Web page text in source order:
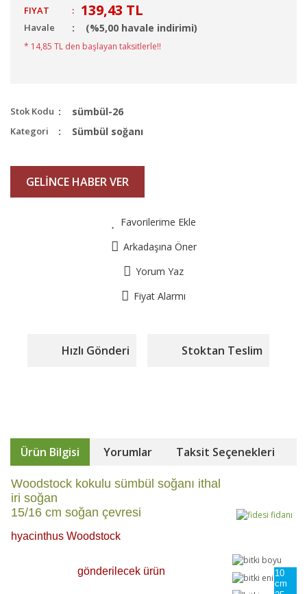
FIYAT : 139,43 TL
Havale (%5,00 havale indirimi)
* 14,85 TL den başlayan taksitlerle!!
Stok Kodu sümbül-26
Kategori Sümbül soğanı
GELİNCE HABER VER
Favorilerime Ekle
Arkadaşına Öner
Yorum Yaz
Fiyat Alarmı
Hızlı Gönderi Stoktan Teslim
Ürün Bilgisi Yorumlar Taksit Seçenekleri
Woodstock kokulu sümbül soğanı ithal
iri soğan
15/16 cm soğan çevresi
hyacinthus Woodstock
gönderilecek ürün
10
cm